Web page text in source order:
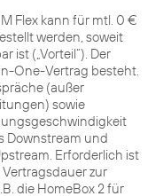
Flex kann für mtl. 0 €
werden, soweit
ist („Vorteil“). Der
One-Vertrag besteht.
(außer
sowie
Downstream und
Erforderlich ist
zur
die HomeBox 2 für